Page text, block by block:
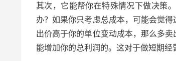
其次，它能帮你在特殊情况下做决策
办？如果你只考虑总成本，可能会觉
出价高于你的单位变动成本，那么多
能增加你的总利润的。这对于做短期经